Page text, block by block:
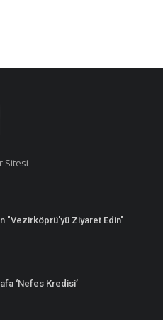
Sitesi
"Vezirköprü'yü Ziyaret Edin"
‘Nefes Kredisi’